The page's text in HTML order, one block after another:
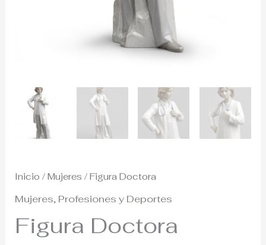
Inicio /Mujeres / Figura Doctora
Mujeres, Profesiones y Deportes
Figura Doctora